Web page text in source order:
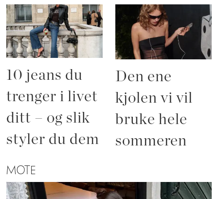
10 jeans du
trenger i livet
ditt – og slik
styler du dem
Den ene
kjolen vi vil
bruke hele
sommeren
MOTE